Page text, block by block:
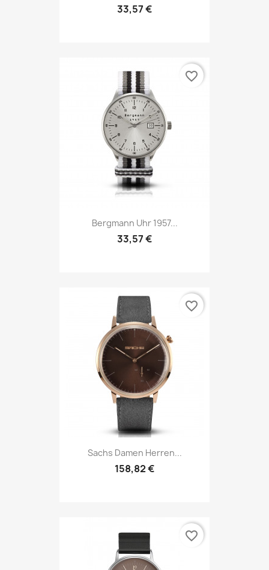
33,57 €
Bergmann Uhr 1957...
33,57 €
favorite_border
Sachs Damen Herren...
158,82 €
favorite_border
favorite_border